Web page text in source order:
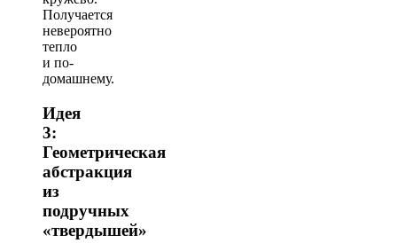
Получается
невероятно
тепло
и по-
домашнему.
Идея
3:
Геометрическая
абстракция
из
подручных
«твердышей»